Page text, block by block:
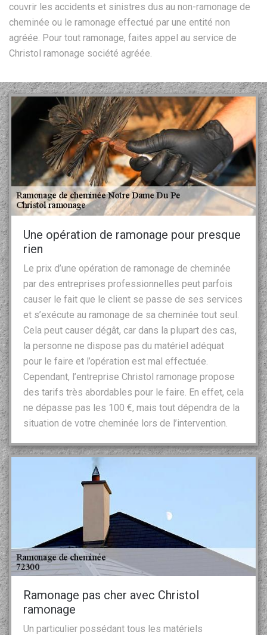
couvrir les accidents et sinistres dus au non-ramonage de
cheminée ou le ramonage effectué par une entité non
agréée. Pour tout ramonage, faites appel au service de
Christol ramonage société agréée.
Une opération de ramonage pour presque
rien
Le prix d’une opération de ramonage de cheminée
par des entreprises professionnelles peut parfois
causer le fait que le client se passe de ses services
et s’exécute au ramonage de sa cheminée tout seul.
Cela peut causer dégât, car dans la plupart des cas,
la personne ne dispose pas du matériel adéquat
pour le faire et l’opération est mal effectuée.
Cependant, l’entreprise Christol ramonage propose
des tarifs très abordables pour le faire. En effet, cela
ne dépasse pas les 100 €, mais tout dépendra de la
situation de votre cheminée lors de l’intervention.
Ramonage pas cher avec Christol
ramonage
Un particulier possédant tous les matériels